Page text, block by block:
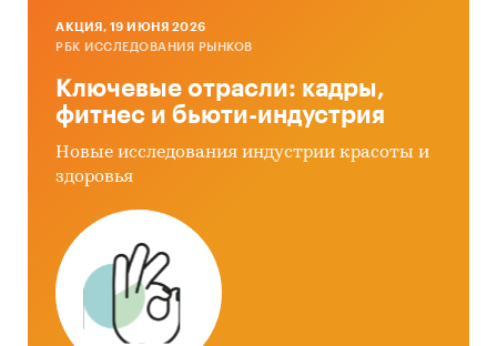
AКЦИЯ, 19 ИЮНЯ 2026
РБК ИССЛЕДОВАНИЯ РЫНКОВ
Ключевые отрасли: кадры,
фитнес и бьюти-индустрия
Новые исследования индустрии красоты и
здоровья